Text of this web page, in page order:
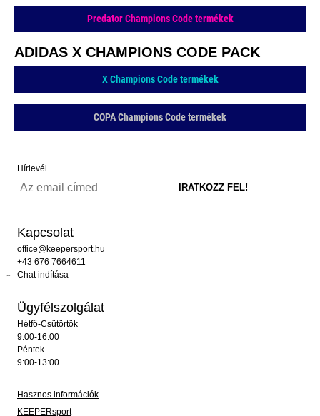
Predator Champions Code termékek
ADIDAS X CHAMPIONS CODE PACK
X Champions Code termékek
COPA Champions Code termékek
Hírlevél
Kapcsolat
office@keepersport.hu
+43 676 7664611
Chat indítása
Ügyfélszolgálat
Hétfő-Csütörtök
9:00-16:00
Péntek
9:00-13:00
Hasznos információk
KEEPERsport